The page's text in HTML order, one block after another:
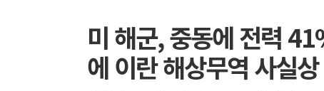
미 해군, 중동에 전력
에 이란 해상무역 사실